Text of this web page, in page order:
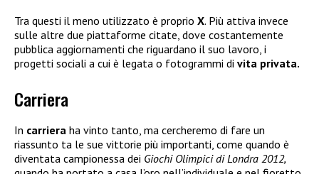
Tra questi il meno utilizzato è proprio X. Più attiva invece
sulle altre due piattaforme citate, dove costantemente
pubblica aggiornamenti che riguardano il suo lavoro, i
progetti sociali a cui è legata o fotogrammi di vita privata.
Carriera
In carriera ha vinto tanto, ma cercheremo di fare un
riassunto ta le sue vittorie più importanti, come quando è
diventata campionessa dei Giochi Olimpici di Londra 2012,